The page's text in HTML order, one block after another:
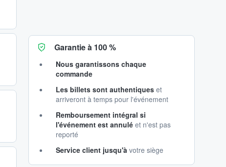
Garantie à 100 %
Nous garantissons chaque
commande
Les billets sont authentiques et
arriveront à temps pour l'événement
Remboursement intégral si
l'événement est annulé et n'est pas
reporté
Service client jusqu'à votre siège